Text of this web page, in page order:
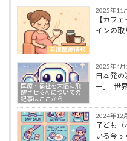
看護医療情報
2025年11
【カフ
インの取
医療・福祉を大幅に飛
躍させるAIについての
記事はここから
2025年4月
日本発の
ー」- 世
2024年12
子ども（
いる今